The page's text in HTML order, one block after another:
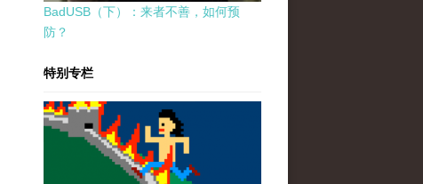
BadUSB（下）：来者不善，如何预
防？
特别专栏